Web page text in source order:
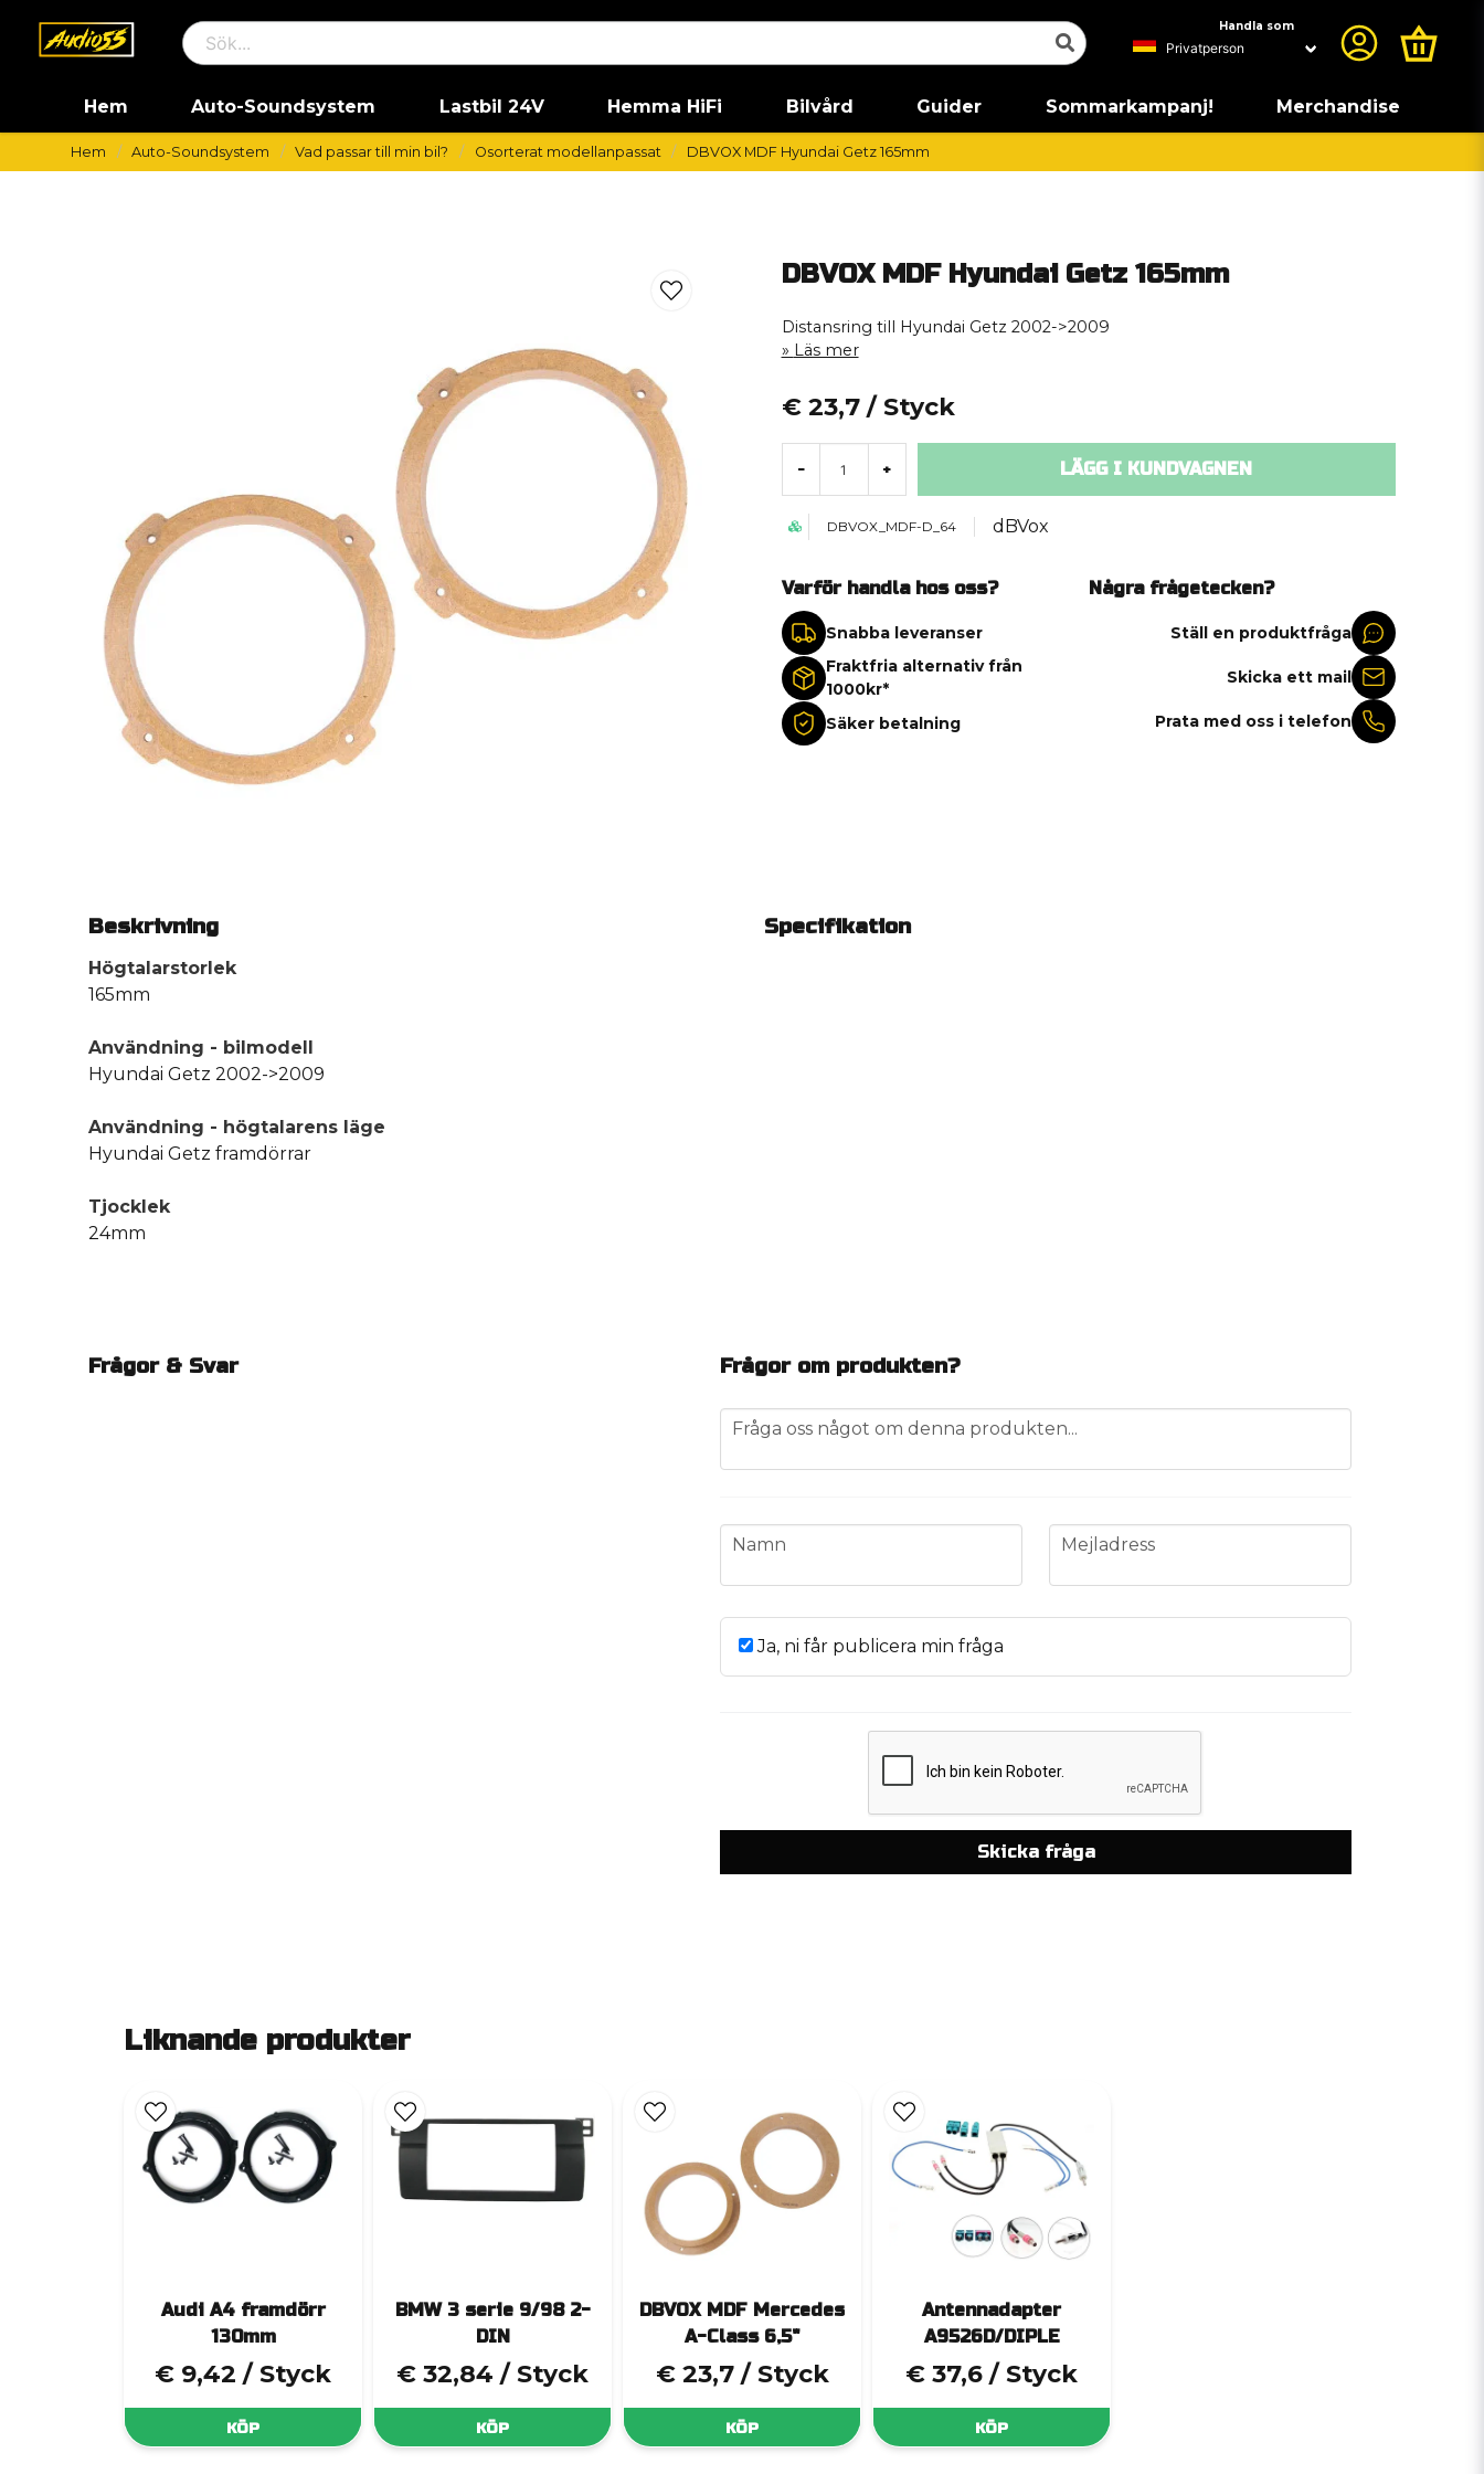
Handla som
Hem Auto-Soundsystem Lastbil 24V Hemma HiFi Bilvård Guider Sommarkampanj! Merchandise
Hem Auto-Soundsystem Vad passar till min bil? Osorterat modellanpassat DBVOX MDF Hyundai Getz 165mm
DBVOX MDF Hyundai Getz 165mm
Distansring till Hyundai Getz 2002->2009
Läs mer
€ 23,7 / Styck
- + LÄGG I KUNDVAGNEN
DBVOX_MDF-D_64 dBVox
Varför handla hos oss?
Snabba leveranser
Fraktfria alternativ från
1000kr*
Säker betalning
Några frågetecken?
Ställ en produktfråga
Skicka ett mail
Prata med oss i telefon
Beskrivning
Högtalarstorlek
165mm
Användning - bilmodell
Hyundai Getz 2002->2009
Användning - högtalarens läge
Hyundai Getz framdörrar
Tjocklek
24mm
Specifikation
Frågor & Svar Frågor om produkten?
question
Fråga oss något om denna produkten...
name
Namn email
Mejladress
Ja, ni får publicera min fråga
Skicka fråga
Liknande produkter
Audi A4 framdörr
130mm
€ 9,42 / Styck
KÖP
BMW 3 serie 9/98 2-
DIN
€ 32,84 / Styck
KÖP
DBVOX MDF Mercedes
A-Class 6,5"
€ 23,7 / Styck
KÖP
Antennadapter
A9526D/DIPLE
€ 37,6 / Styck
KÖP